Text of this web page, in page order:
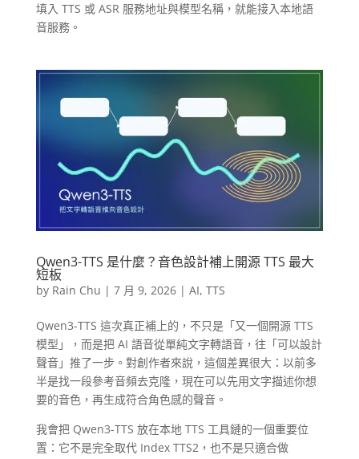
填入 TTS 或 ASR 服務地址與模型名稱，就能接入本地語
音服務。
Qwen3-TTS 是什麼？音色設計補上開源 TTS 最大
短板
by Rain Chu | 7 月 9, 2026| AI, TTS
Qwen3-TTS 這次真正補上的，不只是「又一個開源 TTS
模型」，而是把 AI 語音從單純文字轉語音，往「可以設計
聲音」推了一步。對創作者來說，這個差異很大：以前多
半是找一段參考音頻去克隆，現在可以先用文字描述你想
要的音色，再生成符合角色感的聲音。
我會把 Qwen3-TTS 放在本地 TTS 工具鏈的一個重要位
置：它不是完全取代 Index TTS2，也不是只適合做